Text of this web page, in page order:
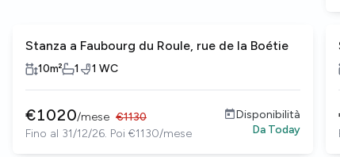
Stanza a Faubourg du Roule, rue de la Boétie
10m² 1 1 WC
€1020/mese €1130
Fino al 31/12/26. Poi €1130/mese
Disponibilità
Da Today